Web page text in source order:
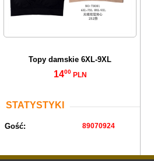
Topy damskie 6XL-9XL
1400 PLN
STATYSTYKI
Gość: 89070924